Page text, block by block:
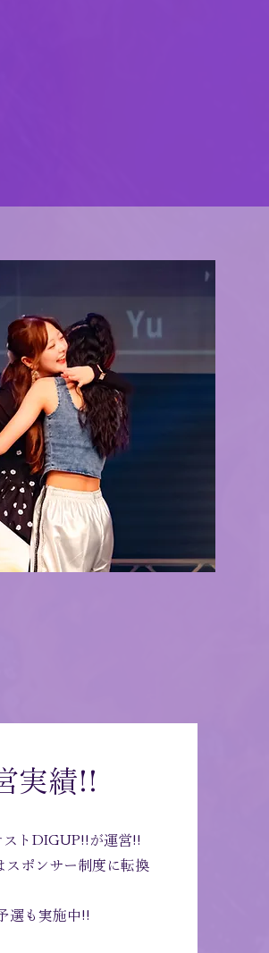
実績!!
ストDIGUP!!が運営!!
ポンサー制度に転換
選も実施中!!